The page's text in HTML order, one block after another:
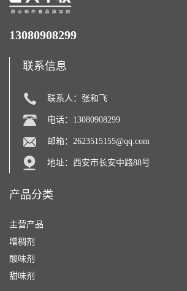
13080908299
联系信息
联系人：张和飞
电话：13080908299
邮箱： 2623515155@qq.com
地址：西安市长安中路88号
产品分类
主营产品
增稠剂
酸味剂
甜味剂